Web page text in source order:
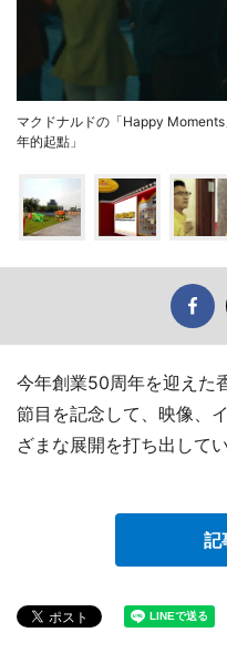
マクドナルドの「Happy
年的起點」
今年創業50周年を迎えた
節目を記念して、映像、
ざまな展開を打ち出してい
記